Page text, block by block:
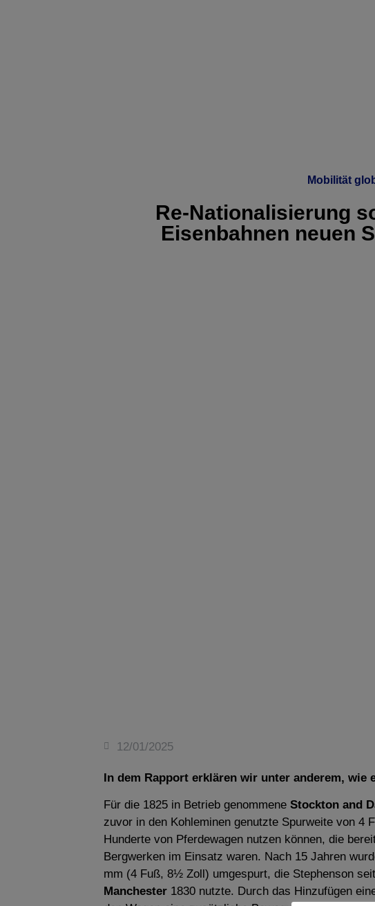
Mobilität
Re-Nationalisierung
Eisenbahnen neuen
12/01/2025
In dem Rapport erklären wir unter anderem, wie
Für die 1825 in Betrieb genommene Stockton and
zuvor in den Kohleminen genutzte Spurweite von 4
Hunderte von Pferdewagen nutzen können, die
Bergwerken im Einsatz waren. Nach 15 Jahren
mm (4 Fuß, 8½ Zoll) umgespurt, die Stephenson
Manchester 1830 nutzte. Durch das Hinzufügen